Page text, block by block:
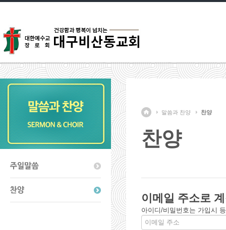
말씀과 찬양 찬양
찬양
이메일 주소로
아이디/비밀번호는 가입시